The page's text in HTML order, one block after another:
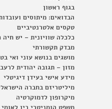
בגוף ראשון
הבדואים: מיתוסים
טקסים אלטרנטיביים
כלכלה שוויונית – יש חיה
מבדק תקשורתי
מושגים בנושא עוני ואי
מזון – תגובה יהודית לרעב
מידע אישי בעידן דיגיטלי
מיליטריזם בחברה
מיקרופון לדמוקרטיה